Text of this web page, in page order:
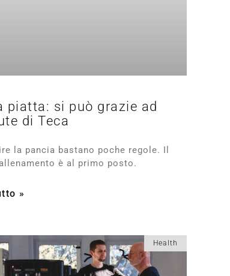
piatta: si può grazie ad
di Teca
la pancia bastano poche regole. Il
è al primo posto.
»
Health